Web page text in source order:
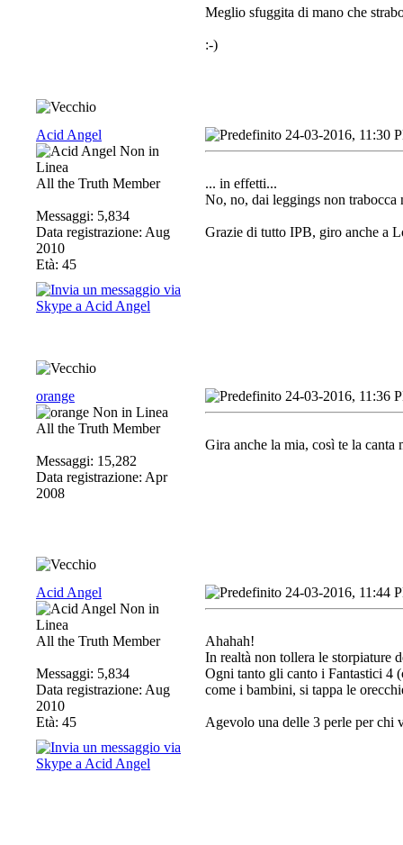
Meglio sfuggita di mano che
:-)
Acid Angel
All the Truth Member
Messaggi: 5,834
Data registrazione: Aug
2010
Età: 45
24-03-2016, 11:30
... in effetti...
No, no, dai leggings non
Grazie di tutto IPB, giro anche a
orange
All the Truth Member
Messaggi: 15,282
Data registrazione: Apr
2008
24-03-2016, 11:36
Gira anche la mia, così te la canta
Acid Angel
All the Truth Member
Messaggi: 5,834
Data registrazione: Aug
2010
Età: 45
24-03-2016, 11:44
Ahahah!
In realtà non tollera le storpiature
Ogni tanto gli canto i Fantastici 4
come i bambini, si tappa le
Agevolo una delle 3 perle per chi